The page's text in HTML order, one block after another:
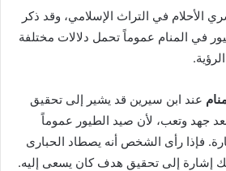
الأحلام في التراث الإسلامي، وقد ذكر
في المنام عموماً تحمل دلالات مختلفة
عند ابن سيرين قد يشير إلى تحقيق
جهد وتعب، لأن صيد الطيور عموماً
فإذا رأى الشخص أنه يصطاد الحبارى
إشارة إلى تحقيق هدف كان يسعى إليه.